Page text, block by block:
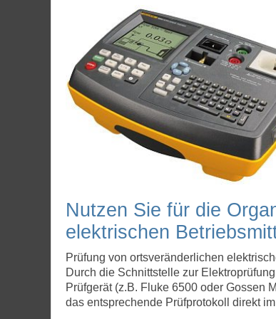
Nutzen Sie für die
elektrischen
Prüfung von ortsveränderlichen
Durch die Schnittstelle zur
Prüfgerät (z.B. Fluke 6500 oder Gossen
das entsprechende Prüfprotokoll direkt